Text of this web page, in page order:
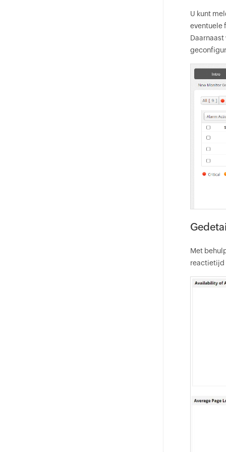
U kunt
eventuele
Met
reactietijd